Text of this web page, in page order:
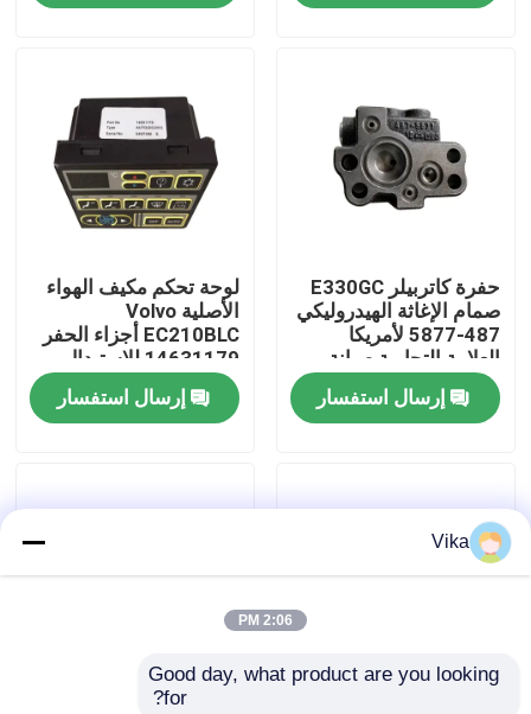
حول بنا
ضبط الجودة
اتصل بنا
طلب اقتباس
حفرة كاتربيلر E330GC
صمام الإغاثة الهيدروليكي
487-5877 لأمريكا
العلامة التجارية صيانة
الجهاز
إرسال استفسار
لوحة تحكم مكيف الهواء
الأصلية Volvo
EC210BLC أجزاء الحفر
14631179 للاستبدال
إرسال استفسار
أجزاء بناء عالية الجودة
Vika
2:06 PM
Good day, what product are you looking
for?